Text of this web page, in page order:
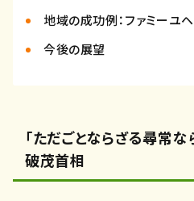
地域の成功例：ファミーユ
今後の展望
「ただごとならざる尋常
破茂首相